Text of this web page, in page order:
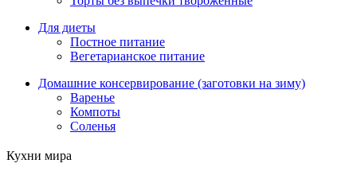
Для диеты
Постное питание
Вегетарианское питание
Домашние консервирование (заготовки на зиму)
Варенье
Компоты
Соленья
Кухни мира